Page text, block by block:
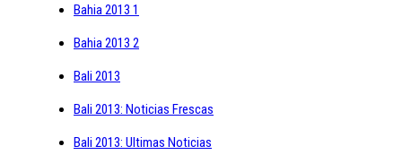
Bahia 2013 1
Bahia 2013 2
Bali 2013
Bali 2013: Noticias Frescas
Bali 2013: Ultimas Noticias